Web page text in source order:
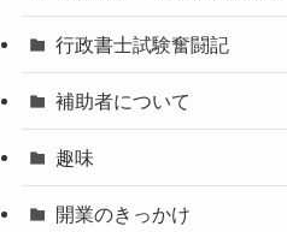
行政書士試験奮闘記
補助者について
趣味
開業のきっかけ